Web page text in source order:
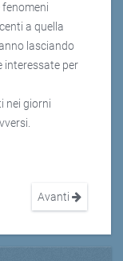
a quella
lasciando
interessate per
nei giorni
Avanti